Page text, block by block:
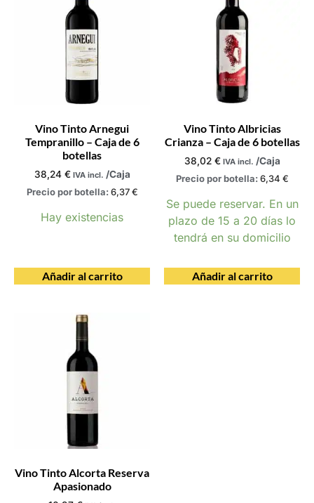
Vino Tinto Arnegui
Tempranillo – Caja de 6
botellas
38,24 € IVA incl. /Caja
Precio por botella: 6,37€
Hay existencias
Añadir al carrito
Vino Tinto Albricias
Crianza – Caja de 6 botellas
38,02 € IVA incl. /Caja
Precio por botella: 6,34 €
Se puede reservar. En un
plazo de 15 a 20 días lo
tendrá en su domicilio
Añadir al carrito
Vino Tinto Alcorta Reserva
Apasionado